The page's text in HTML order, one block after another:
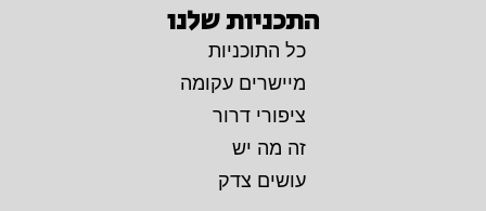
התכניות שלנו
כל התוכניות
מיישרים עקומה
ציפורי דרור
זה מה יש
עושים צדק